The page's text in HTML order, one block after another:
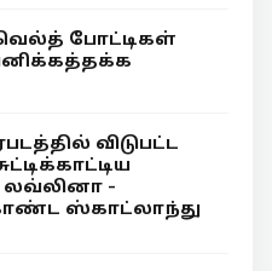
போட்டிகள்
விடுபட்ட
-
ஸ்காட்லாந்து